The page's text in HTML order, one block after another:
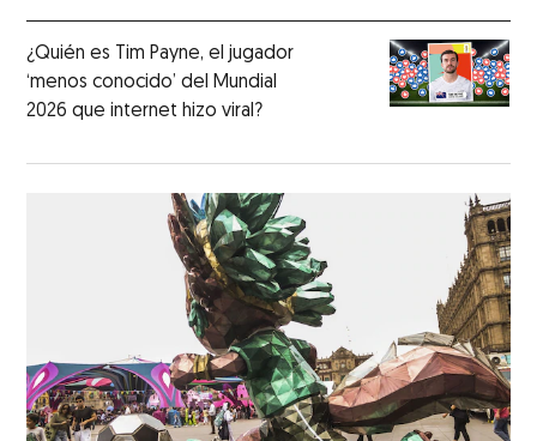
¿Quién es Tim Payne, el jugador
‘menos conocido’ del Mundial
2026 que internet hizo viral?